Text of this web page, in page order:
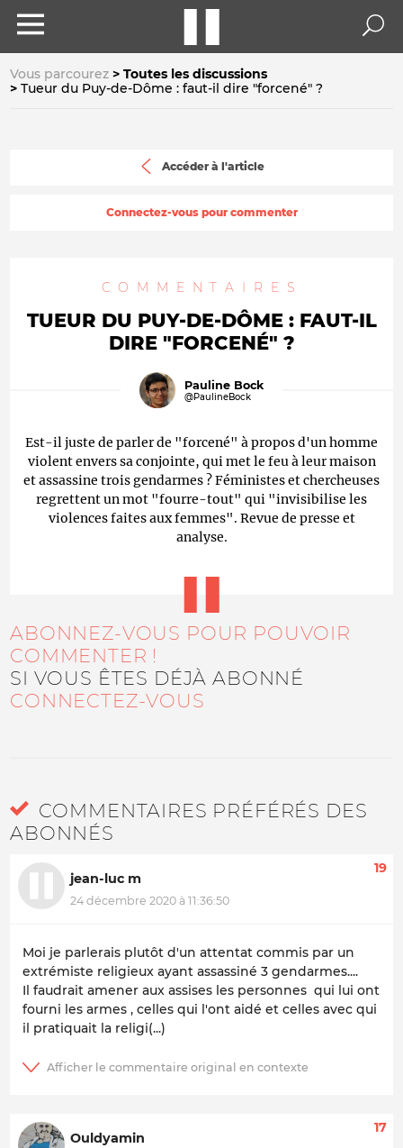
Vous parcourez
Toutes les discussions
Tueur du Puy-de-Dôme : faut-il dire "forcené" ?
Accéder à l'article
Connectez-vous pour commenter
COMMENTAIRES
TUEUR DU PUY-DE-DÔME : FAUT-IL
DIRE "FORCENÉ" ?
Pauline Bock
@PaulineBock
Est-il juste de parler de "forcené" à propos d'un homme
violent envers sa conjointe, qui met le feu à leur maison
et assassine trois gendarmes ? Féministes et chercheuses
regrettent un mot "fourre-tout" qui "invisibilise les
violences faites aux femmes". Revue de presse et
analyse.
ABONNEZ-VOUS POUR POUVOIR
COMMENTER !
SI VOUS ÊTES DÉJÀ ABONNÉ
CONNECTEZ-VOUS
COMMENTAIRES PRÉFÉRÉS DES
ABONNÉS
jean-luc m
24 décembre 2020 à 11:36:50
19
Moi je parlerais plutôt d'un attentat commis par un
extrémiste religieux ayant assassiné 3 gendarmes....
Il faudrait amener aux assises les personnes qui lui ont
fourni les armes , celles qui l'ont aidé et celles avec qui
il pratiquait la religi(...)
Ouldyamin
17